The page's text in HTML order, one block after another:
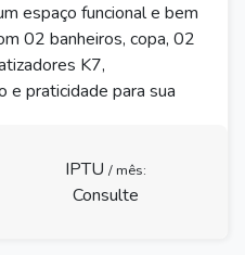
espaço funcional e bem
02 banheiros, copa, 02
K7,
e praticidade para sua
IPTU / mês:
Consulte